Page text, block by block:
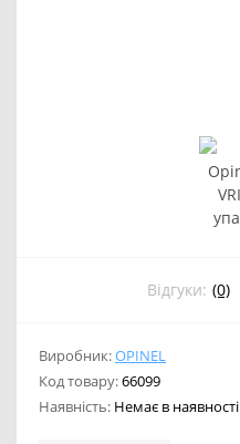
Відгуки: (0)
Виробник:OPINEL
Код товару:66099
Наявність: Немає в наявності